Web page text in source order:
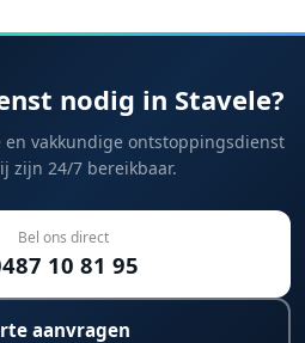
nodig in Stavele?
en vakkundige ontstoppingsdienst
zijn 24/7 bereikbaar.
Bel ons direct
10 81 95
aanvragen